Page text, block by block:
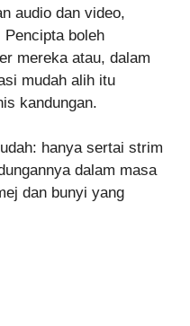
audio dan video,
boleh
mereka atau, dalam
mudah alih itu
kandungan.
hanya sertai strim
dalam masa
dan bunyi yang